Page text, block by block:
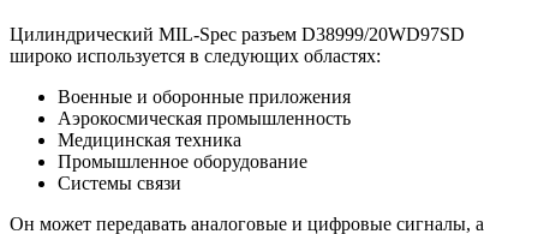
Цилиндрический MIL-Spec разъем D38999/20WD97SD
широко используется в следующих областях:
Военные и оборонные приложения
Аэрокосмическая промышленность
Медицинская техника
Промышленное оборудование
Системы связи
Он может передавать аналоговые и цифровые сигналы, а